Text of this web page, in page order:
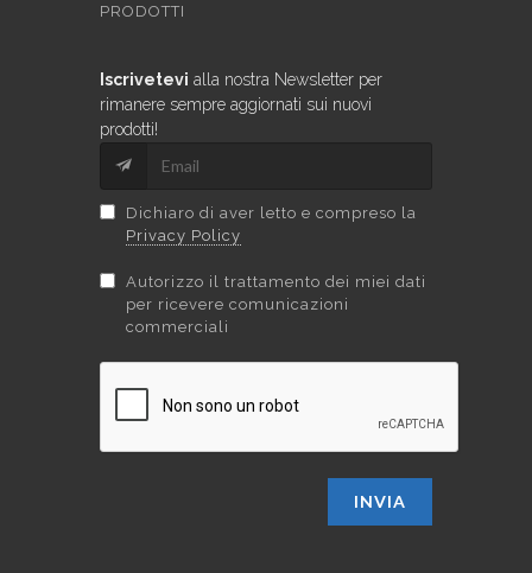
PRODOTTI
Iscrivetevi alla nostra Newsletter per
rimanere sempre aggiornati sui nuovi
prodotti!
Dichiaro di aver letto e compreso la
Privacy Policy
Autorizzo il trattamento dei miei dati
per ricevere comunicazioni
commerciali
INVIA